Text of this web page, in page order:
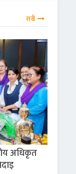
सबै
अधिकृत